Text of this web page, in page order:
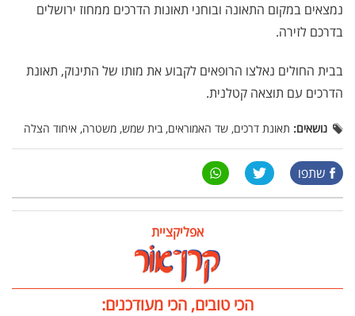
נמצאים במקום התאונה ובוחני תאונות הדרכים ממחוז ירושלים
בדרכם לזירה.
בבית החולים נאלצו הרופאים לקבוע את מותו של התינוק, תאונת
הדרכים עם תוצאה קטלנית.
נושאים: תאונת דרכים, שד האמוראים, בית שמש, משטרה, איחוד הצלה
שתפו
אפליקציית
הכי טובים, הכי מעודכנים: